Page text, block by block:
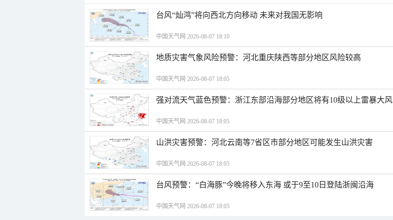
台风“灿鸿”将向西北方向移动 未来对我国无影响
中国天气网 2026-08-07 18:10
地质灾害气象风险预警：河北重庆陕西等部分地区风险较高
中国天气网 2026-08-07 18:05
强对流天气蓝色预警：浙江东部沿海部分地区将有10级以上雷暴大风
中国天气网 2026-08-07 18:05
山洪灾害预警：河北云南等7省区市部分地区可能发生山洪灾害
中国天气网 2026-08-07 18:05
台风预警：“白海豚”今晚将移入东海 或于9至10日登陆浙闽沿海
中国天气网 2026-08-07 18:05